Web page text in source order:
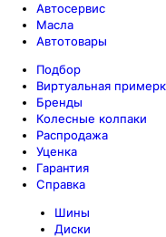
Автосервис
Масла
Автотовары
Подбор
Виртуальная
Бренды
Колесные колпаки
Распродажа
Уценка
Гарантия
Справка
Шины
Диски